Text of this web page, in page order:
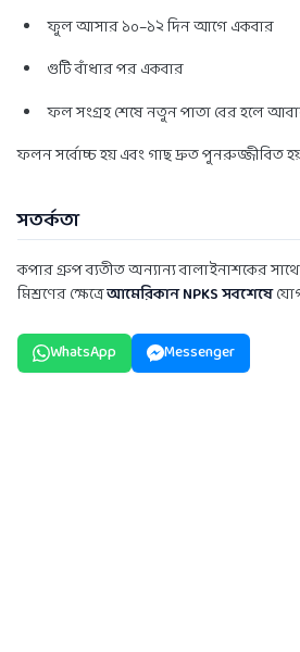
ফুল আসার ১০–১২ দিন আগে একবার
গুটি বাঁধার পর একবার
ফল সংগ্রহ শেষে নতুন পাতা বের হলে
ফলন সর্বোচ্চ হয় এবং গাছ দ্রুত পুনরুজ্জীবিত
সতর্কতা
কপার গ্রুপ ব্যতীত অন্যান্য বালাইনাশকের সাথে
মিশ্রণের ক্ষেত্রেআমেরিকান NPKS সবশেষে
WhatsApp Messenger